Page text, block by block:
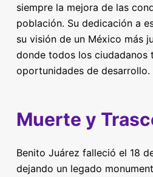
siempre la mejora de las
población. Su dedicación a
su visión de un México más
donde todos los ciudadanos
oportunidades de desarrollo.
Muerte y
Benito Juárez falleció el 18
dejando un legado